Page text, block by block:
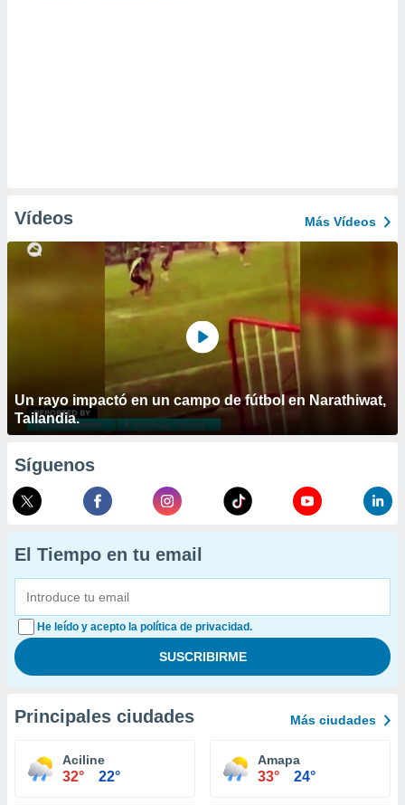
Vídeos Más Vídeos
Un rayo impactó en un campo de fútbol en Narathiwat,
Tailandia.
Síguenos
El Tiempo en tu email
He leído y acepto la política de privacidad.
Principales ciudades Más ciudades
Aciline
32° 22°
Amapa
33° 24°